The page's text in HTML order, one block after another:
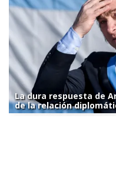
La dura respuesta de
de la relación